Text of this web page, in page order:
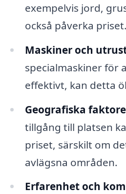
exempelvis jord,
också påverka priset.
Maskiner och
specialmaskiner för
effektivt, kan detta
Geografiska
tillgång till platsen
priset, särskilt om
avlägsna områden.
Erfarenhet och